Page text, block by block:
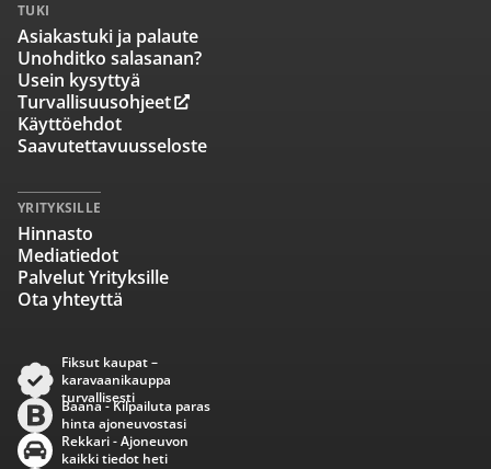
TUKI
Asiakastuki ja palaute
Unohditko salasanan?
Usein kysyttyä
Turvallisuusohjeet
Käyttöehdot
Saavutettavuusseloste
YRITYKSILLE
Hinnasto
Mediatiedot
Palvelut Yrityksille
Ota yhteyttä
Fiksut kaupat –
karavaanikauppa
turvallisesti
Baana - Kilpailuta paras
hinta ajoneuvostasi
Rekkari - Ajoneuvon
kaikki tiedot heti